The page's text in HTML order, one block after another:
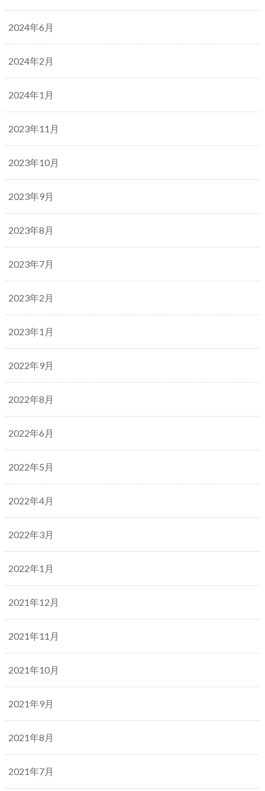
2024年6月
2024年2月
2024年1月
2023年11月
2023年10月
2023年9月
2023年8月
2023年7月
2023年2月
2023年1月
2022年9月
2022年8月
2022年6月
2022年5月
2022年4月
2022年3月
2022年1月
2021年12月
2021年11月
2021年10月
2021年9月
2021年8月
2021年7月